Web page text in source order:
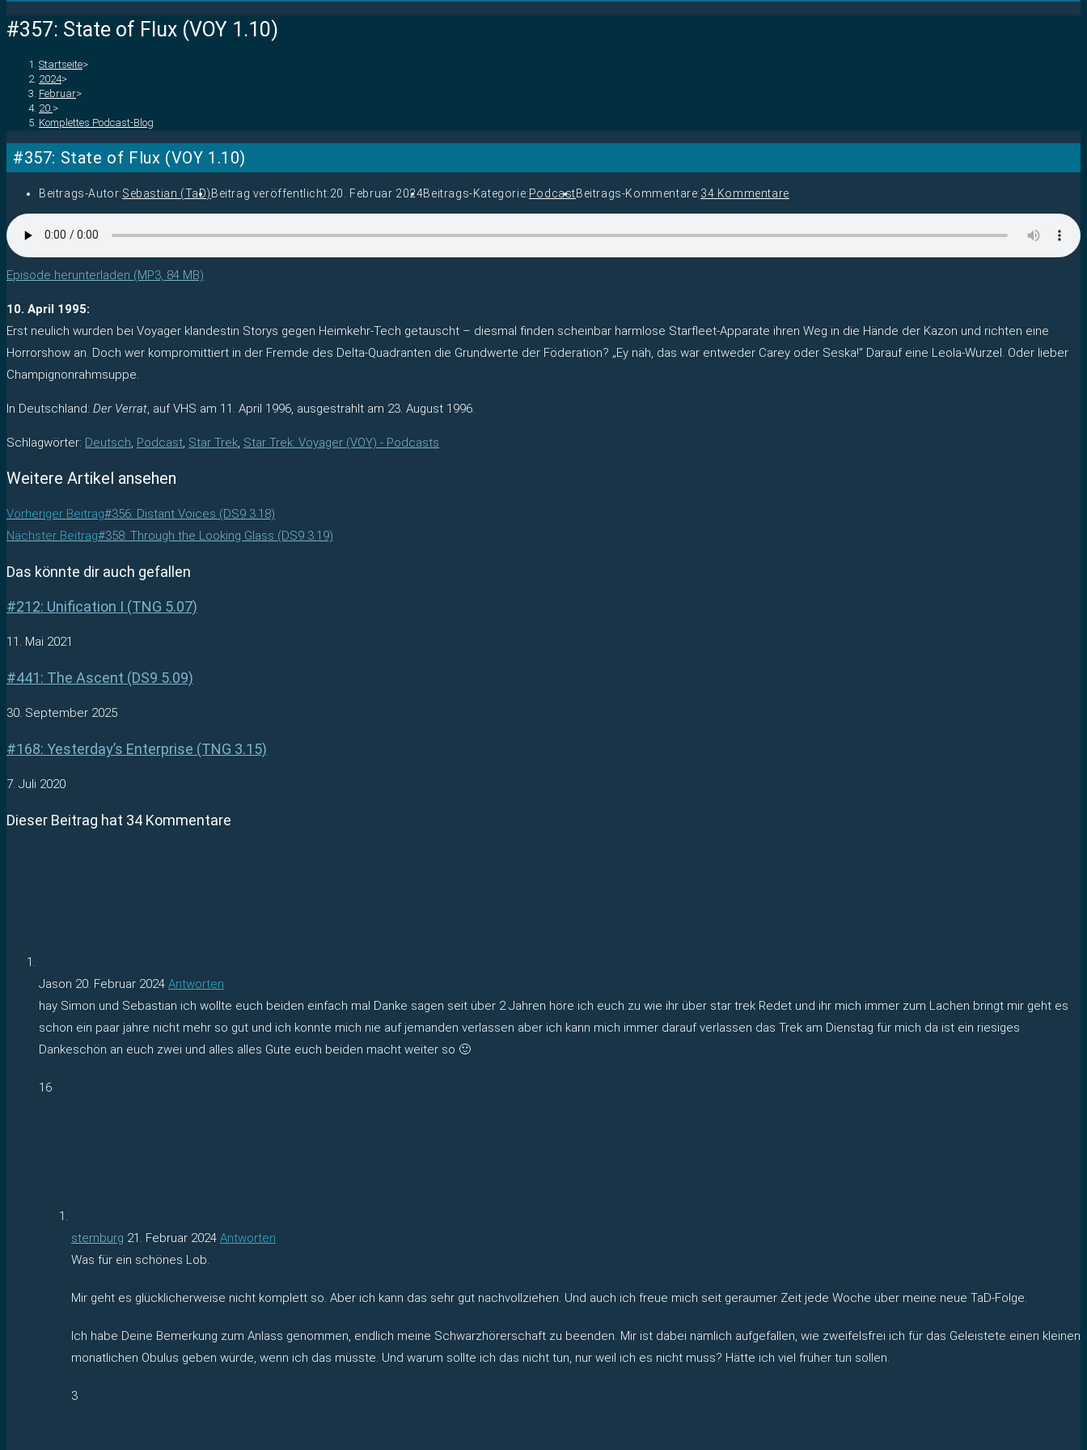
#357: State of Flux (VOY 1.10)
Startseite>
2024>
Februar>
20. >
Komplettes Podcast-Blog
#357: State of Flux (VOY 1.10)
Beitrags-Autor:Sebastian (TaD) Beitrag veröffentlicht:20. Februar 2024Beitrags-Kategorie: PodcastBeitrags-Kommentare:34 Kommentare
Episode herunterladen (MP3, 84 MB)
10. April 1995:
Erst neulich wurden bei Voyager klandestin Storys gegen Heimkehr-Tech getauscht – diesmal finden scheinbar harmlose Starfleet-Apparate ihren Weg in die Hände der Kazon und richten eine
Horrorshow an. Doch wer kompromittiert in der Fremde des Delta-Quadranten die Grundwerte der Föderation? „Ey näh, das war entweder Carey oder Seska!“ Darauf eine Leola-Wurzel. Oder lieber
Champignonrahmsuppe.
In Deutschland: Der Verrat, auf VHS am 11. April 1996, ausgestrahlt am 23. August 1996.
Schlagwörter: Deutsch, Podcast, Star Trek, Star Trek: Voyager (VOY) - Podcasts
Weitere Artikel ansehen
Vorheriger Beitrag#356: Distant Voices (DS9 3.18)
Nächster Beitrag#358: Through the Looking Glass (DS9 3.19)
Das könnte dir auch gefallen
#212: Unification I (TNG 5.07)
11. Mai 2021
#441: The Ascent (DS9 5.09)
30. September 2025
#168: Yesterday’s Enterprise (TNG 3.15)
7. Juli 2020
Dieser Beitrag hat 34 Kommentare
Jason 20. Februar 2024 Antworten
hay Simon und Sebastian ich wollte euch beiden einfach mal Danke sagen seit über 2 Jahren höre ich euch zu wie ihr über star trek Redet und ihr mich immer zum Lachen bringt mir geht es
schon ein paar jahre nicht mehr so gut und ich konnte mich nie auf jemanden verlassen aber ich kann mich immer darauf verlassen das Trek am Dienstag für mich da ist ein riesiges
Dankeschön an euch zwei und alles alles Gute euch beiden macht weiter so 🙂
16
sternburg 21. Februar 2024 Antworten
Was für ein schönes Lob.
Mir geht es glücklicherweise nicht komplett so. Aber ich kann das sehr gut nachvollziehen. Und auch ich freue mich seit geraumer Zeit jede Woche über meine neue TaD-Folge.
Ich habe Deine Bemerkung zum Anlass genommen, endlich meine Schwarzhörerschaft zu beenden. Mir ist dabei nämlich aufgefallen, wie zweifelsfrei ich für das Geleistete einen kleinen
monatlichen Obulus geben würde, wenn ich das müsste. Und warum sollte ich das nicht tun, nur weil ich es nicht muss? Hätte ich viel früher tun sollen.
3